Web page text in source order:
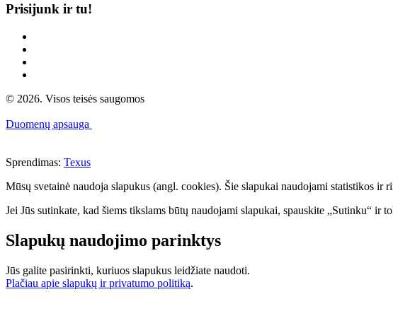
Prisijunk ir tu!
© 2026. Visos teisės saugomos
Duomenų apsauga
Sprendimas: Texus
Mūsų svetainė naudoja slapukus (angl. cookies). Šie slapukai naudojami statistikos ir
Jei Jūs sutinkate, kad šiems tikslams būtų naudojami slapukai, spauskite „Sutinku“ ir
Slapukų naudojimo parinktys
Jūs galite pasirinkti, kuriuos slapukus leidžiate naudoti.
Plačiau apie slapukų ir privatumo politiką.